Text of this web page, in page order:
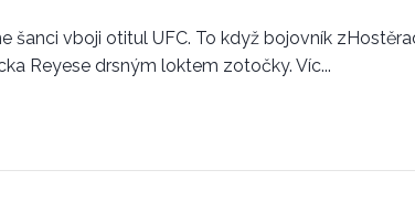
vboji otitul UFC. To když bojovník
Reyese drsným loktem zotočky. Víc...